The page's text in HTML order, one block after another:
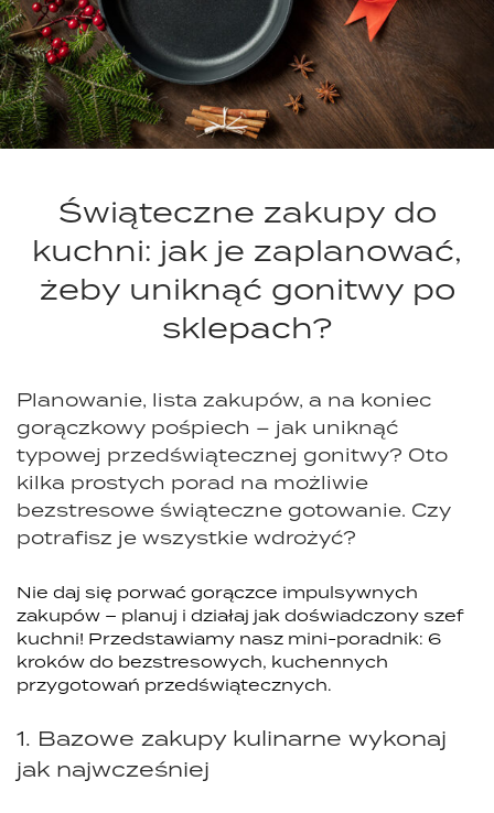
Świąteczne zakupy do
kuchni: jak je zaplanować,
żeby uniknąć gonitwy po
sklepach?
Planowanie, lista zakupów, a na koniec
gorączkowy pośpiech – jak uniknąć
typowej przedświątecznej gonitwy? Oto
kilka prostych porad na możliwie
bezstresowe świąteczne gotowanie. Czy
potrafisz je wszystkie wdrożyć?
Nie daj się porwać gorączce impulsywnych
zakupów – planuj i działaj jak doświadczony szef
kuchni! Przedstawiamy nasz mini-poradnik: 6
kroków do bezstresowych, kuchennych
przygotowań przedświątecznych.
1. Bazowe zakupy kulinarne wykonaj
jak najwcześniej